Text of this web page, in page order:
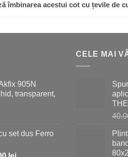
îmbinarea acestui cot cu țevile de
905N
transparent,
set dus Ferro
Prețul
CELE MAI